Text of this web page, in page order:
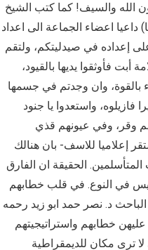
الله والسيف! كما كتب الشيخ
داعيا اعضاء الجماعة الى اعداد
على إعداده في صيدليتكم، ولتقم
أبت فأوثقوا يديها بالقيود،
بالقوة، وان وجدتم في جسمها
واستعدوا يا جنود
إعلاميا للاسف- بان هنالك
الحقيقة ان الفارق
في النوع. في قلب خطابهم
د. نصر حمد ابو زيد رحمه
عليهن خطابهم واستراتيجيتهم
لا ترى مكان للديمقراطية